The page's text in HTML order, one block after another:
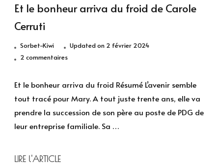
Et le bonheur arriva du froid de Carole
Cerruti
Sorbet-Kiwi Updated on 2 février 2024
2 commentairessur
arriva
du
froid
Et le bonheur arriva du froid Résumé L’avenir semble
tout tracé pour Mary. A tout juste trente ans, elle va
prendre la succession de son père au poste de PDG de
leur entreprise familiale. Sa …
LIRE l'ARTICLE